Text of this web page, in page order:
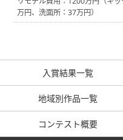
入賞結果一覧
地域別作品一覧
コンテスト概要
万円、洗面所：37万円）